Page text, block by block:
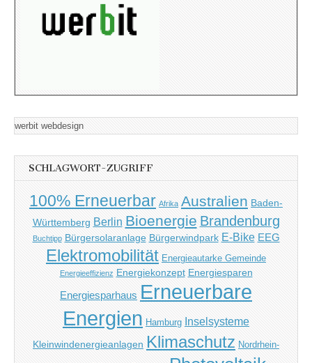
werbit webdesign
SCHLAGWORT-ZUGRIFF
100% Erneuerbar Afrika Australien Baden-
Württemberg Berlin Bioenergie Brandenburg
Buchtipp Bürgersolaranlage Bürgerwindpark E-Bike EEG
Elektromobilität Energieautarke Gemeinde
Energieeffizienz Energiekonzept Energiesparen
Energiesparhaus Erneuerbare
Energien Hamburg Inselsysteme
Kleinwindenergieanlagen Klimaschutz Nordrhein-